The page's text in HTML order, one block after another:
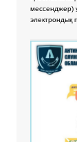
мессенджер)
электрондық